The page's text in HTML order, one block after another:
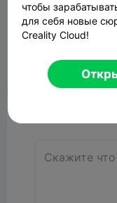
100 mm
10.18MB
Сообщить об этом
чтобы
для себя новые
Creality Cloud!